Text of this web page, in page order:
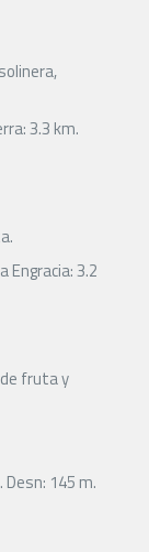
3.3 km.
Engracia: 3.2
fruta y
145 m.